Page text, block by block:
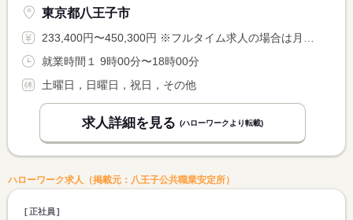
東京都八王子市
233,400円〜450,300円 ※フルタイム求人の場合は月額（換算額）、パート求人の場合は時間額を表示しています。
就業時間１ 9時00分〜18時00分
土曜日，日曜日，祝日，その他
求人詳細を見る (ハローワークより転載)
ハローワーク求人（掲載元：八王子公共職業安定所）
正社員